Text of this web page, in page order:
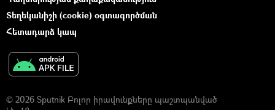
Տեղեկանիշի (cookie) օգտագործման
Հետադարձ կապ
© 2026 Sputnik Բոլոր իրավունքները պաշտպանված